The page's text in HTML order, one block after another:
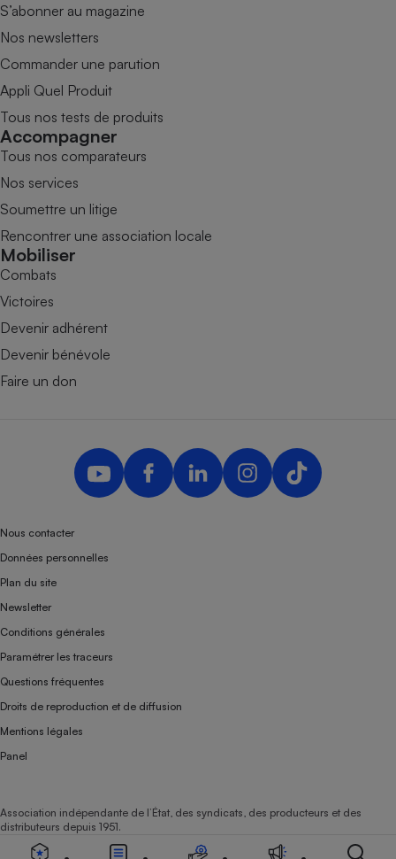
S’abonner au magazine
Nos newsletters
Commander une parution
Appli Quel Produit
Tous nos tests de produits
Accompagner
Tous nos comparateurs
Nos services
Soumettre un litige
Rencontrer une association locale
Mobiliser
Combats
Victoires
Devenir adhérent
Devenir bénévole
Faire un don
Nous contacter
Données personnelles
Plan du site
Newsletter
Conditions générales
Paramétrer les traceurs
Questions fréquentes
Droits de reproduction et de diffusion
Mentions légales
Panel
Association indépendante de l’État, des syndicats, des producteurs et des
distributeurs depuis 1951.